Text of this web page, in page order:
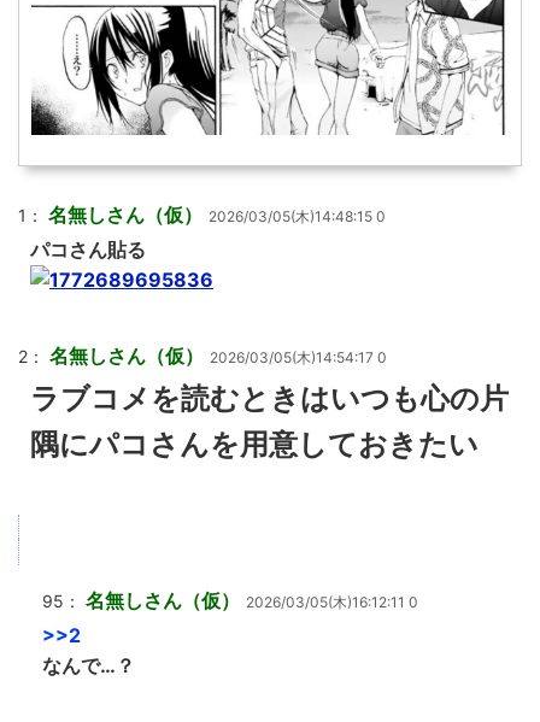
1： 名無しさん（仮） 2026/03/05(木)14:48:15 0
パコさん貼る
2： 名無しさん（仮） 2026/03/05(木)14:54:17 0
ラブコメを読むときはいつも心の片
隅にパコさんを用意しておきたい
95： 名無しさん（仮） 2026/03/05(木)16:12:11 0
>>2
なんで…？